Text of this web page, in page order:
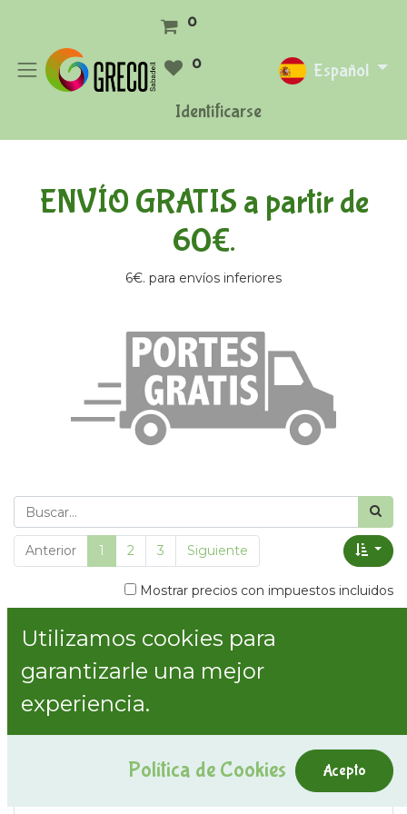
0
0
Identificarse
Español
ENVÍO GRATIS a partir de
60€.
6€. para envíos inferiores
Anterior 1 2 3 Siguiente
Mostrar precios con impuestos incluidos
Mostrar categorías
Utilizamos cookies para
garantizarle una mejor
experiencia.
Política de Cookies Acepto